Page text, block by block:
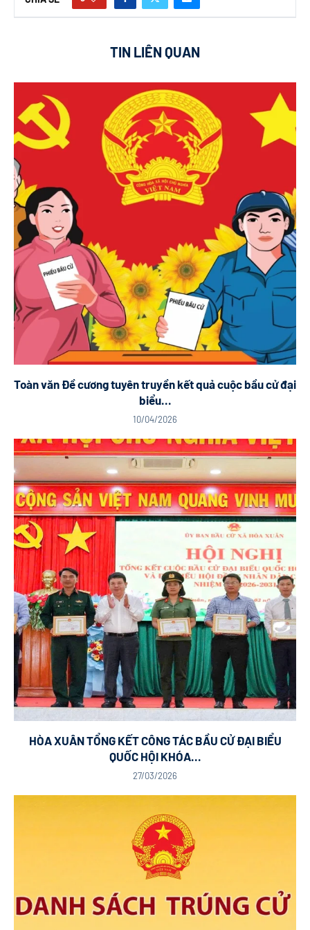
TIN LIÊN QUAN
Toàn văn Đề cương tuyên truyền kết quả cuộc bầu cử đại
biểu...
10/04/2026
HÒA XUÂN TỔNG KẾT CÔNG TÁC BẦU CỬ ĐẠI BIỂU
QUỐC HỘI KHÓA...
27/03/2026